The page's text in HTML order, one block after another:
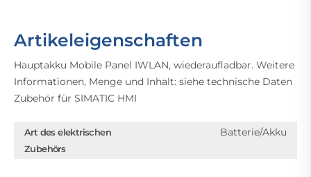
Artikeleigenschaften
Hauptakku Mobile Panel IWLAN, wiederaufladbar. Weitere
Informationen, Menge und Inhalt: siehe technische Daten
Zubehör für SIMATIC HMI
Art des elektrischen
Zubehörs
Batterie/Akku